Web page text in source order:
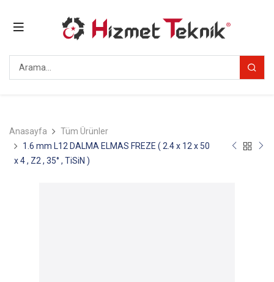
Anasayfa
Tüm Ürünler
1.6 mm L12 DALMA ELMAS FREZE ( 2.4 x 12 x 50
x 4 , Z2 , 35° , TiSiN )